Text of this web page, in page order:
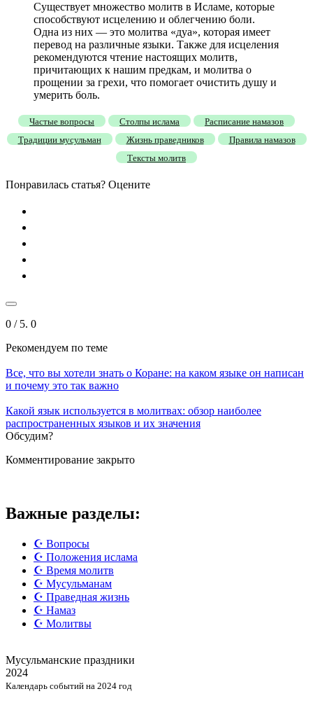
Существует множество молитв в Исламе, которые
способствуют исцелению и облегчению боли.
Одна из них — это молитва «дуа», которая имеет
перевод на различные языки. Также для исцеления
рекомендуются чтение настоящих молитв,
причитающих к нашим предкам, и молитва о
прощении за грехи, что помогает очистить душу и
умерить боль.
Частые вопросы Столпы ислама
Расписание намазов
Традиции мусульман
Жизнь праведников
Правила намазов
Тексты молитв
Понравилась статья? Оцените
0 / 5. 0
Рекомендуем по теме
Все, что вы хотели знать о Коране: на каком языке он написан
и почему это так важно
Какой язык используется в молитвах: обзор наиболее
распространенных языков и их значения
Обсудим?
Комментирование закрыто
Важные разделы:
☪️ Вопросы
☪️ Положения ислама
☪️ Время молитв
☪️ Мусульманам
☪️ Праведная жизнь
☪️ Намаз
☪️ Молитвы
Мусульманские праздники
2024
Календарь событий на 2024 год